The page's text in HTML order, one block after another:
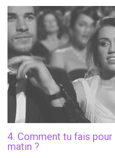
4. Comment tu fais
matin ?